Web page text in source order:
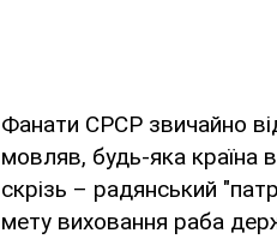
Фанати СРСР звичайно
мовляв, будь-яка країна
скрізь – радянський
мету виховання раба